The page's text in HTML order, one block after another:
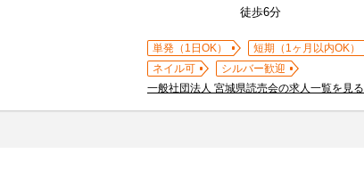
徒歩6分
単発（1日OK） 短期（1ヶ月以内OK）
ネイル可
シルバー歓迎
一般社団法人 宮城県読売会の求人一覧を見る